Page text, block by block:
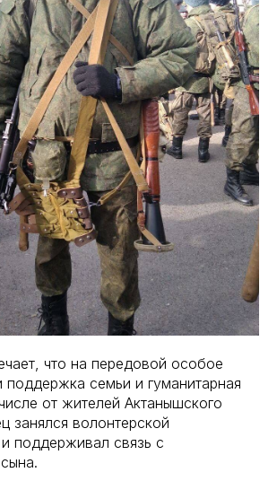
что на передовой особое
поддержка семьи и гуманитарная
от жителей Актанышского
занялся волонтерской
поддерживал связь с